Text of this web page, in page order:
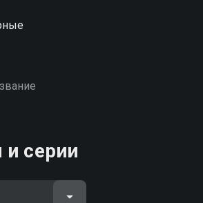
Терпеливого Мастера и
Битва за успех начинается! «На
онлайн в хорошем качестве.
бесплатно в хорошем HD
серии